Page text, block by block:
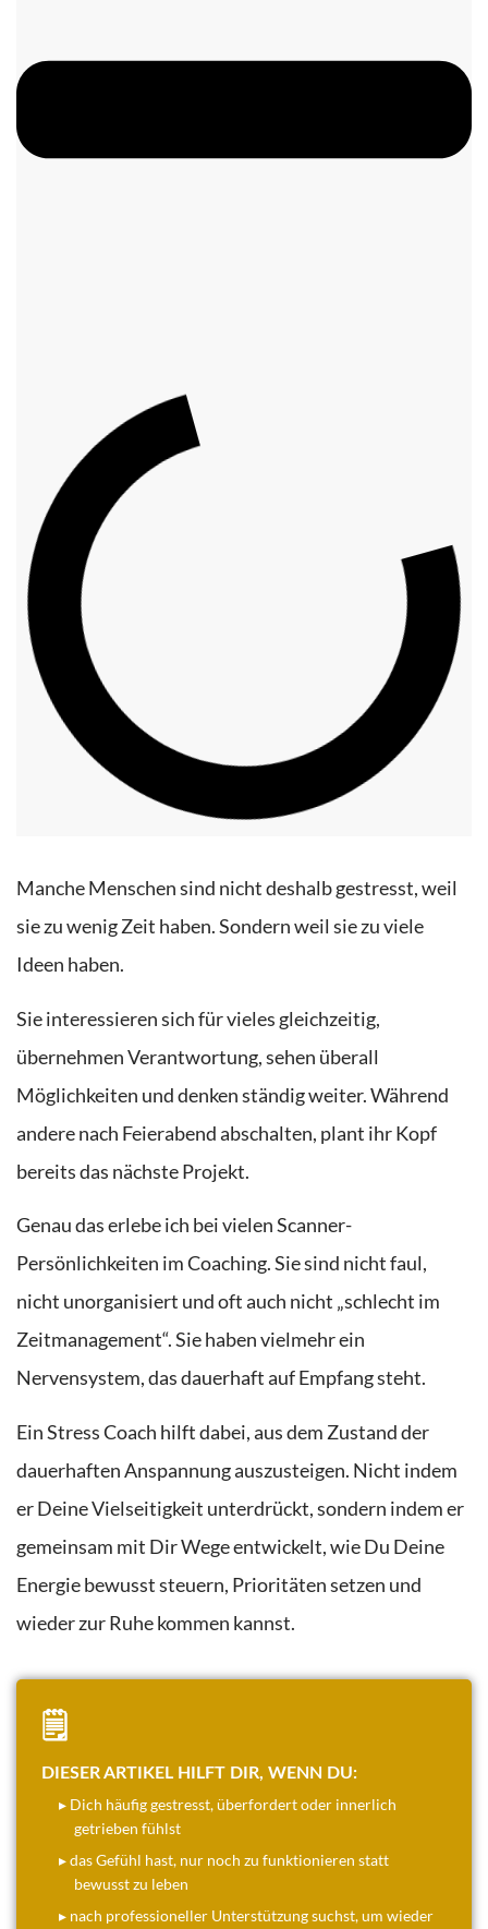
Manche Menschen sind nicht deshalb gestresst, weil
sie zu wenig Zeit haben. Sondern weil sie zu viele
Ideen haben.
Sie interessieren sich für vieles gleichzeitig,
übernehmen Verantwortung, sehen überall
Möglichkeiten und denken ständig weiter. Während
andere nach Feierabend abschalten, plant ihr Kopf
bereits das nächste Projekt.
Genau das erlebe ich bei vielen Scanner-
Persönlichkeiten im Coaching. Sie sind nicht faul,
nicht unorganisiert und oft auch nicht „schlecht im
Zeitmanagement“. Sie haben vielmehr ein
Nervensystem, das dauerhaft auf Empfang steht.
Ein Stress Coach hilft dabei, aus dem Zustand der
dauerhaften Anspannung auszusteigen. Nicht indem
er Deine Vielseitigkeit unterdrückt, sondern indem er
gemeinsam mit Dir Wege entwickelt, wie Du Deine
Energie bewusst steuern, Prioritäten setzen und
wieder zur Ruhe kommen kannst.
🗒️
DIESER ARTIKEL HILFT DIR, WENN DU:
▸ Dich häufig gestresst, überfordert oder innerlich
getrieben fühlst
▸ das Gefühl hast, nur noch zu funktionieren statt
bewusst zu leben
▸ nach professioneller Unterstützung suchst, um wieder